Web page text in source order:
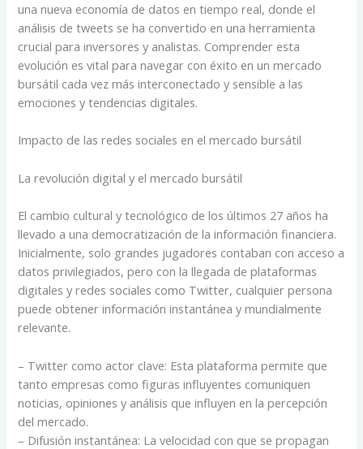
una nueva economía de datos en tiempo real, donde el
análisis de tweets se ha convertido en una herramienta
crucial para inversores y analistas. Comprender esta
evolución es vital para navegar con éxito en un mercado
bursátil cada vez más interconectado y sensible a las
emociones y tendencias digitales.
Impacto de las redes sociales en el mercado bursátil
La revolución digital y el mercado bursátil
El cambio cultural y tecnológico de los últimos 27 años ha
llevado a una democratización de la información financiera.
Inicialmente, solo grandes jugadores contaban con acceso a
datos privilegiados, pero con la llegada de plataformas
digitales y redes sociales como Twitter, cualquier persona
puede obtener información instantánea y mundialmente
relevante.
– Twitter como actor clave: Esta plataforma permite que
tanto empresas como figuras influyentes comuniquen
noticias, opiniones y análisis que influyen en la percepción
del mercado.
– Difusión instantánea: La velocidad con que se propagan